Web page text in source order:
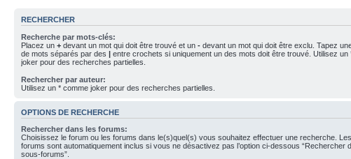
RECHERCHER
Recherche par mots-clés:
Placez un + devant un mot qui doit être trouvé et un - devant un mot qui doit être exclu. Tapez
de mots séparés par des | entre crochets si uniquement un des mots doit être trouvé. Utilisez un
joker pour des recherches partielles.
Rechercher par auteur:
Utilisez un * comme joker pour des recherches partielles.
OPTIONS DE RECHERCHE
Rechercher dans les forums:
Choisissez le forum ou les forums dans le(s)quel(s) vous souhaitez effectuer une recherche.
forums sont automatiquement inclus si vous ne désactivez pas l’option ci-dessous “Rechercher
sous-forums”.